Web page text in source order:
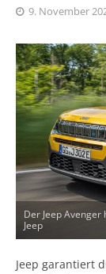
9. November
Der Jeep
Jeep
Jeep garantiert